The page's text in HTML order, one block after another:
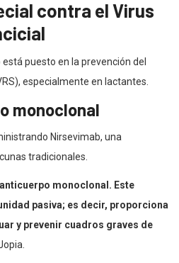
contra el Virus
puesto en la prevención del
especialmente en lactantes.
monoclonal
Nirsevimab, una
tradicionales.
monoclonal. Este
pasiva; es decir, proporciona
y prevenir cuadros graves de